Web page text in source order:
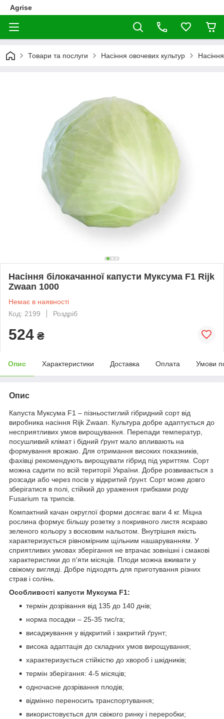
Agrise
Товари та послуги Насіння овочевих культур
Насіння білокачанної капусти Муксума F1 Rijk
Zwaan 1000
Немає в наявності
Код: 2199
Роздріб
524 ₴
Опис Характеристики Доставка Оплата Умови
Опис
Капуста Муксума F1 – пізньостиглий гібридний сорт від
виробника насіння Rijk Zwaan. Культура добре адаптується до
несприятливих умов вирощування. Перепади температур,
посушливий клімат і бідний ґрунт мало впливають на
формування врожаю. Для отримання високих показників,
фахівці рекомендують вирощувати гібрид під укриттям. Сорт
можна садити по всій території України. Добре розвивається з
розсади або через посів у відкритий ґрунт. Сорт може довго
зберігатися в полі, стійкий до ураження грибками роду
Fusarium та трипсів.
Компактний качан округлої форми досягає ваги 4 кг. Міцна
рослина формує більшу розетку з покривного листя яскраво
зеленого кольору з восковим нальотом. Внутрішня якість
характеризується рівномірним щільним нашаруванням. У
сприятливих умовах зберігання не втрачає зовнішні і смакові
характеристики до п'яти місяців. Плоди можна вживати у
свіжому вигляді. Добре підходять для приготування різних
страв і солінь.
Особливості капусти Муксума F1:
термін дозрівання від 135 до 140 днів;
норма посадки – 25-35 тис/га;
висаджування у відкритий і закритий ґрунт;
висока адаптація до складних умов вирощування;
характеризується стійкістю до хвороб і шкідників;
термін зберігання: 4-5 місяців;
одночасне дозрівання плодів;
відмінно переносить транспортування;
використовується для свіжого ринку і переробки;